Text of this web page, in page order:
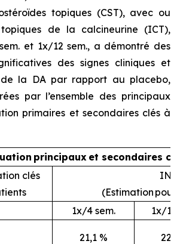
topiques (CST), avec ou
de la calcineurine (ICT),
et 1x/12 sem., a démontré des
des signes cliniques et
de la DA par rapport au placebo,
par l’ensemble des principaux
primaires et secondaires clés à
principaux et secondaires
clés
(Estimation pour
1x/4 sem.
1x/12
21,1 %